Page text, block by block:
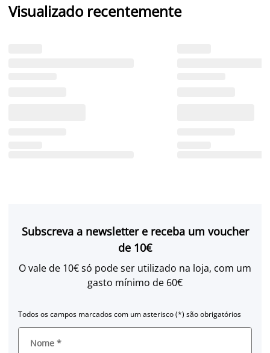
Visualizado recentemente
Subscreva a newsletter e receba um voucher
de 10€
O vale de 10€ só pode ser utilizado na loja, com um
gasto mínimo de 60€
Todos os campos marcados com um asterisco (*) são obrigatórios
Nome *